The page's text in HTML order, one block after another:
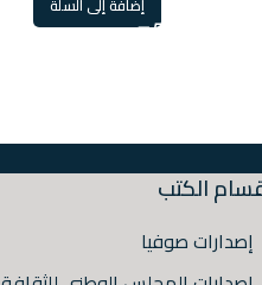
إضافة إلى السلة
الكتب
إصدارات صوفيا